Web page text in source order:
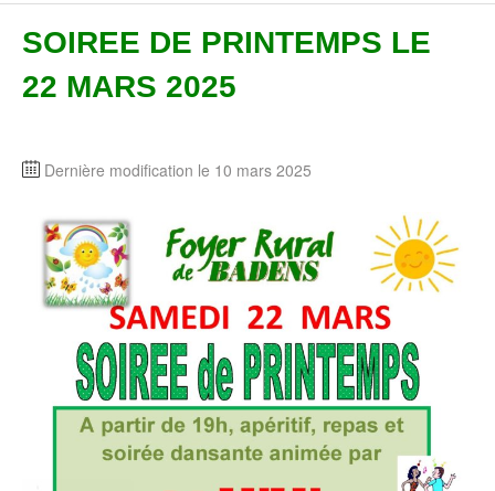
SOIREE DE PRINTEMPS LE
22 MARS 2025
Dernière modification le 10 mars 2025